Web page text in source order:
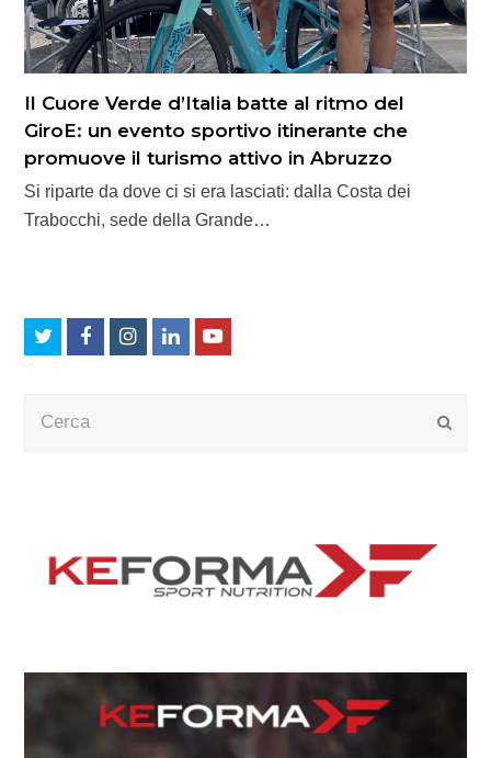
Il Cuore Verde d’Italia batte al ritmo del
GiroE: un evento sportivo itinerante che
promuove il turismo attivo in Abruzzo
Si riparte da dove ci si era lasciati: dalla Costa dei
Trabocchi, sede della Grande…
TwitterFacebookInstagram
LinkedInYoutube